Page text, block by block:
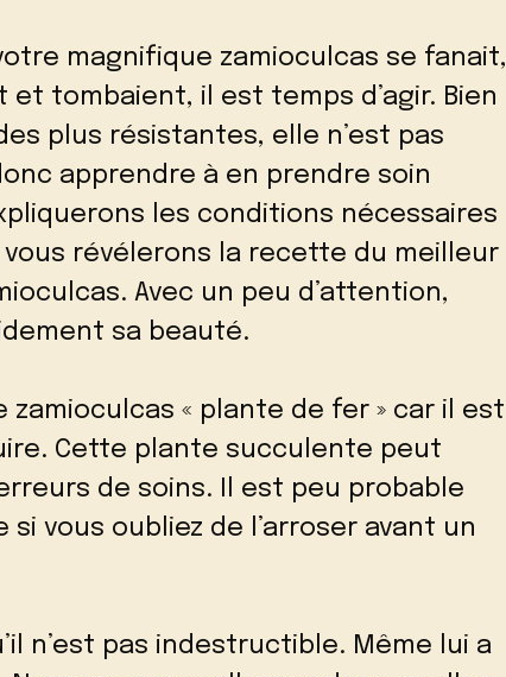
magnifique zamioculcas se fanait,
tombaient, il est temps d’agir. Bien
plus résistantes, elle n’est pas
apprendre à en prendre soin
les conditions nécessaires
révélerons la recette du meilleur
Avec un peu d’attention,
sa beauté.
« plante de fer » car il est
Cette plante succulente peut
de soins. Il est peu probable
si vous oubliez de l’arroser avant un
n’est pas indestructible. Même lui a